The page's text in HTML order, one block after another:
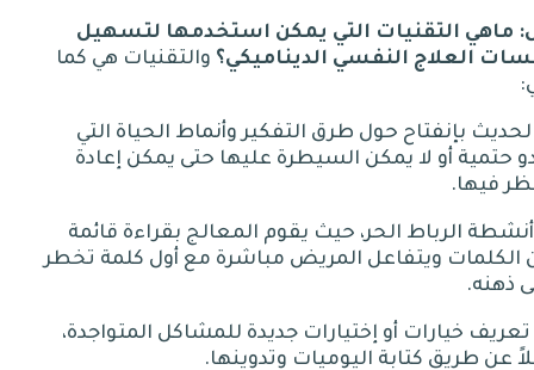
: ماهي التقنيات التي يمكن استخدمها لتسهيل
العلاج النفسي الديناميكي؟ والتقنيات هي كما
:
الحديث بإنفتاح حول طرق التفكير وأنماط الحياة التي
حتمية أو لا يمكن السيطرة عليها حتى يمكن إعادة
فيها.
أنشطة الرباط الحر، حيث يقوم المعالج بقراءة قائمة
الكلمات ويتفاعل المريض مباشرة مع أول كلمة تخطر
ذهنه.
تعريف خيارات أو إختيارات جديدة للمشاكل المتواجدة،
عن طريق كتابة اليوميات وتدوينها.